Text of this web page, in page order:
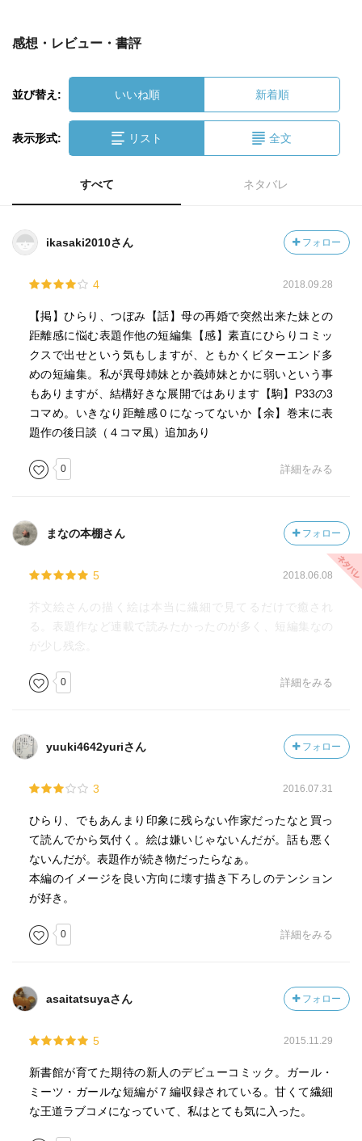
感想・レビュー・書評
並び替え: いいね順 新着順
表示形式: リスト 全文
すべて ネタバレ
ikasaki2010さん フォロー
4 2018.09.28
【掲】ひらり、つぼみ【話】母の再婚で突然出来た妹との
距離感に悩む表題作他の短編集【感】素直にひらりコミッ
クスで出せという気もしますが、ともかくビターエンド多
めの短編集。私が異母姉妹とか義姉妹とかに弱いという事
もありますが、結構好きな展開ではあります【駒】P33の3
コマめ。いきなり距離感０になってないか【余】巻末に表
題作の後日談（４コマ風）追加あり
0 詳細をみる
まなの本棚さん フォロー
5 2018.06.08
芥文絵さんの描く絵は本当に繊細で見てるだけで癒され
る。表題作など連載で読みたかったのが多く、短編集なの
が少し残念。
0 詳細をみる
yuuki4642yuriさん フォロー
3 2016.07.31
ひらり、でもあんまり印象に残らない作家だったなと買っ
て読んでから気付く。絵は嫌いじゃないんだが。話も悪く
ないんだが。表題作が続き物だったらなぁ。
本編のイメージを良い方向に壊す描き下ろしのテンション
が好き。
0 詳細をみる
asaitatsuyaさん フォロー
5 2015.11.29
新書館が育てた期待の新人のデビューコミック。ガール・
ミーツ・ガールな短編が７編収録されている。甘くて繊細
な王道ラブコメになっていて、私はとても気に入った。